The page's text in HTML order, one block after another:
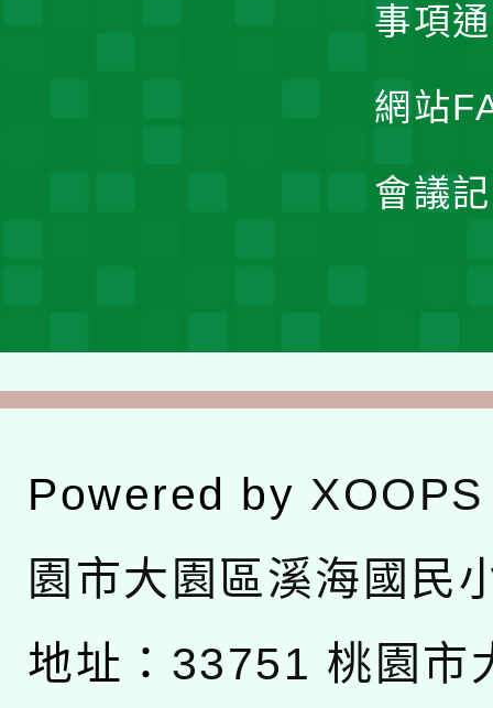
事項
網站
會議
Powered by XOOPS
園市大園區溪海國民
地址： 33751 桃園市